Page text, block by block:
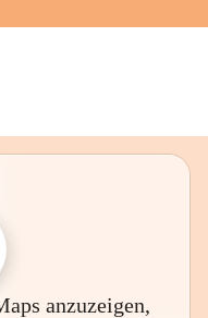
anzuzeigen,